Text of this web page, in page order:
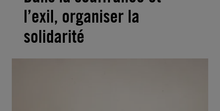
l’exil, organiser la
solidarité